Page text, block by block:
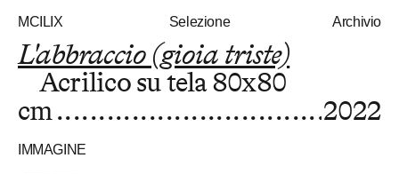
MCILIX Selezione Archivio
L'abbraccio (gioia triste)
Acrilico su tela80x80
cm
2022
IMMAGINE